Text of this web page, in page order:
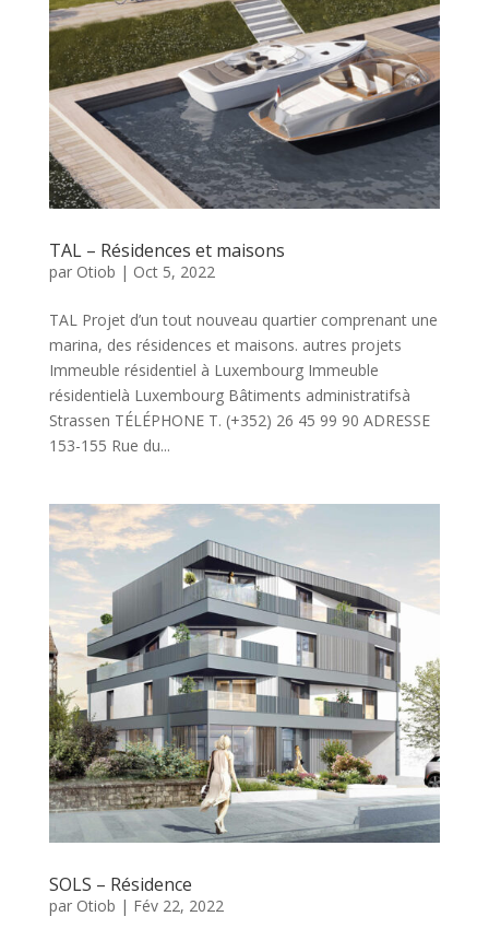
TAL – Résidences et maisons
par Otiob | Oct 5, 2022
TAL Projet d’un tout nouveau quartier comprenant une
marina, des résidences et maisons. autres projets
Immeuble résidentiel à Luxembourg Immeuble
résidentielà Luxembourg Bâtiments administratifsà
Strassen TÉLÉPHONE T. (+352) 26 45 99 90 ADRESSE
153-155 Rue du...
SOLS – Résidence
par Otiob | Fév 22, 2022